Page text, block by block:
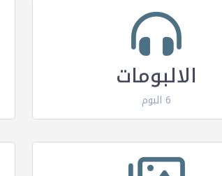
الالبومات
6 البوم